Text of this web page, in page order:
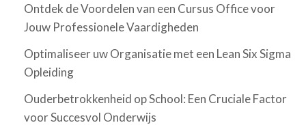
Ontdek de Voordelen van een Cursus Office voor
Jouw Professionele Vaardigheden
Optimaliseer uw Organisatie met een Lean Six Sigma
Opleiding
Ouderbetrokkenheid op School: Een Cruciale Factor
voor Succesvol Onderwijs